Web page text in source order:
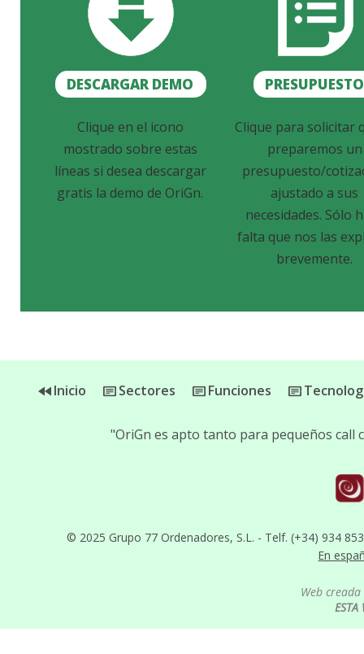
DESCARGAR DEMO PRESUPUESTO
Clique en el icono
mostrado sobre estas
líneas si desea descargar
gratis la demo de OriGn.
Clique para solicitar
preparemos un
presupuesto/
ajustado a sus
necesidades. Sólo
falta que nos las
brevemente.
Inicio Sectores Funciones
© 2025 Grupo 77 Ordenadores, S.L. - Telf. (+34) 934
En
"OriGn es apto tanto para pequeños
Web
ESTA